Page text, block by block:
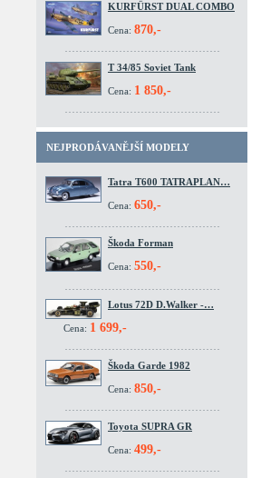
KURFÜRST DUAL COMBO
Cena: 870,-
T 34/85 Soviet Tank
Cena: 1 850,-
NEJPRODÁVANĚJŠÍ MODELY
Tatra T600 TATRAPLAN…
Cena: 650,-
Škoda Forman
Cena: 550,-
Lotus 72D D.Walker -…
Cena: 1 699,-
Škoda Garde 1982
Cena: 850,-
Toyota SUPRA GR
Cena: 499,-